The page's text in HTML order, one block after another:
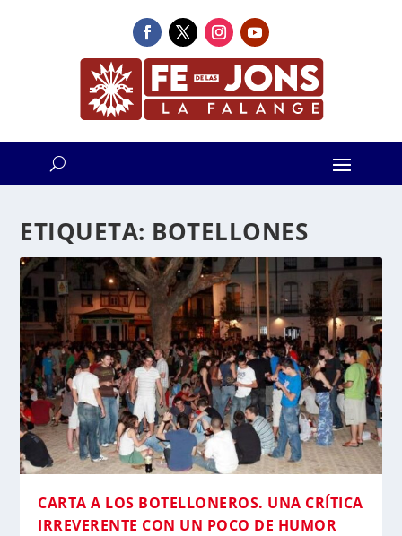
ETIQUETA: BOTELLONES
CARTA A LOS BOTELLONEROS. UNA CRÍTICA
IRREVERENTE CON UN POCO DE HUMOR